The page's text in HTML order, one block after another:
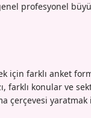
profesyonel
farklı anket
farklı konular ve
çerçevesi yaratmak